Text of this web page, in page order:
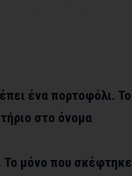
ένα πορτοφόλι. Το
στο όνομα
Το μόνο που σκέφτηκε